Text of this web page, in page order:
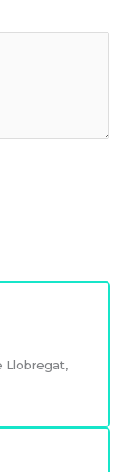
Llobregat,